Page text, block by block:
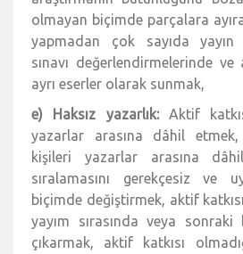
olmayan biçimde parçalara
yapmadan çok sayıda
sınavı değerlendirmelerinde
ayrı eserler olarak sunmak,
e) Haksız yazarlık: Aktif
yazarlar arasına dâhil
kişileri yazarlar arasına
sıralamasını gerekçesiz ve
biçimde değiştirmek, aktif
yayım sırasında veya sonraki
çıkarmak, aktif katkısı